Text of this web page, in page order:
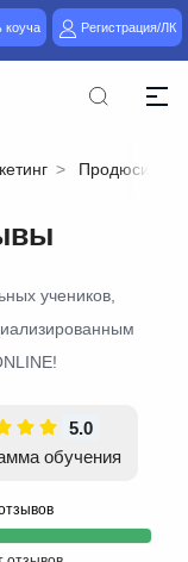
коуча Регистрация/ЛК
учеников,
5.0
обучения